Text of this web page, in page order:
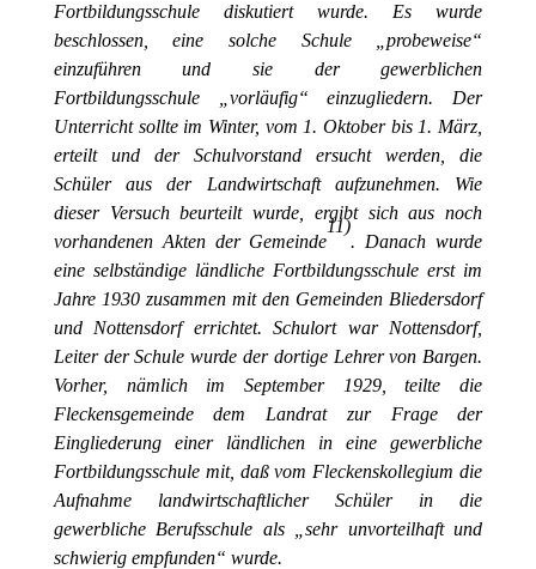
Fortbildungsschule diskutiert wurde. Es wurde
beschlossen, eine solche Schule „probeweise“
einzuführen und sie der gewerblichen
Fortbildungsschule „vorläufig“ einzugliedern. Der
Unterricht sollte im Winter, vom 1. Oktober bis 1. März,
erteilt und der Schulvorstand ersucht werden, die
Schüler aus der Landwirtschaft aufzunehmen. Wie
dieser Versuch beurteilt wurde, ergibt sich aus noch
vorhandenen Akten der Gemeinde
11)
. Danach wurde
eine selbständige ländliche Fortbildungsschule erst im
Jahre 1930 zusammen mit den Gemeinden Bliedersdorf
und Nottensdorf errichtet. Schulort war Nottensdorf,
Leiter der Schule wurde der dortige Lehrer von Bargen.
Vorher, nämlich im September 1929, teilte die
Fleckensgemeinde dem Landrat zur Frage der
Eingliederung einer ländlichen in eine gewerbliche
Fortbildungsschule mit, daß vom Fleckenskollegium die
Aufnahme landwirtschaftlicher Schüler in die
gewerbliche Berufsschule als „sehr unvorteilhaft und
schwierig empfunden“ wurde.